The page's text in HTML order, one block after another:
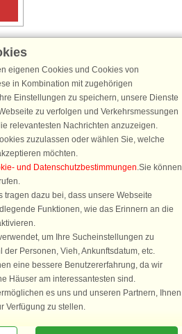
Rufen Sie an, um zu buchen
Fans an
von 25 €für Ihren nächsten
sich einfach für den DanCenter Newsletter
Angebote, Gewinnspiele und
abonnieren
Kundenbewertung
eigenen Cookies und Cookies von
in Kombination mit zugehörigen
Einstellungen zu speichern, unsere Dienste
zu verfolgen und Verkehrsmessungen
relevantesten Nachrichten anzuzeigen.
zuzulassen oder wählen Sie, welche
möchten.
und Datenschutzbestimmungen.Sie können
tragen dazu bei, dass unsere Webseite
Funktionen, wie das Erinnern an die
um Ihre Sucheinstellungen zu
der Personen, Vieh, Ankunftsdatum, etc.
eine bessere Benutzererfahrung, da wir
Häuser am interessantesten sind.
es uns und unseren Partnern, Ihnen
Verfügung zu stellen.